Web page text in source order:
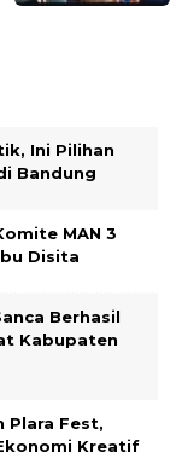
Ini Pilihan
Bandung
MAN 3
Disita
Berhasil
Kabupaten
Plara Fest,
Kreatif